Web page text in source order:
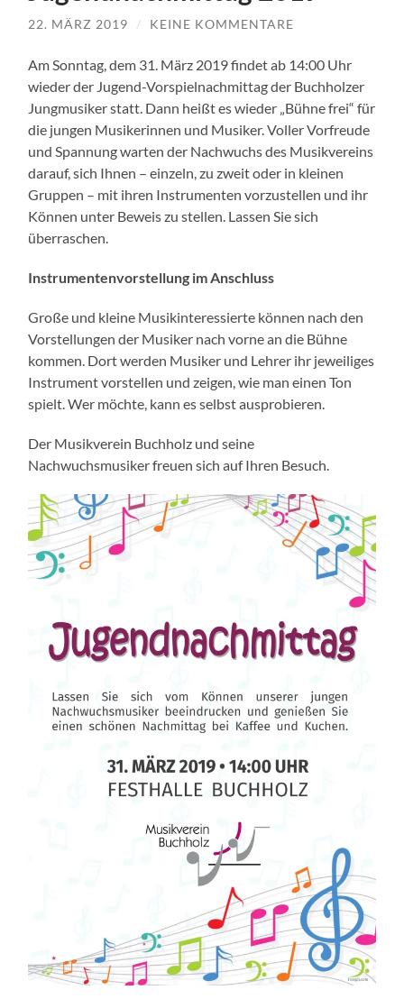
22. MÄRZ 2019 / KEINE KOMMENTARE
Am Sonntag, dem 31. März 2019 findet ab 14:00 Uhr
wieder der Jugend-Vorspielnachmittag der Buchholzer
Jungmusiker statt. Dann heißt es wieder „Bühne frei“ für
die jungen Musikerinnen und Musiker. Voller Vorfreude
und Spannung warten der Nachwuchs des Musikvereins
darauf, sich Ihnen – einzeln, zu zweit oder in kleinen
Gruppen – mit ihren Instrumenten vorzustellen und ihr
Können unter Beweis zu stellen. Lassen Sie sich
überraschen.
Instrumentenvorstellung im Anschluss
Große und kleine Musikinteressierte können nach den
Vorstellungen der Musiker nach vorne an die Bühne
kommen. Dort werden Musiker und Lehrer ihr jeweiliges
Instrument vorstellen und zeigen, wie man einen Ton
spielt. Wer möchte, kann es selbst ausprobieren.
Der Musikverein Buchholz und seine
Nachwuchsmusiker freuen sich auf Ihren Besuch.